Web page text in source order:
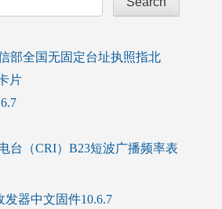
部全国无固定台址执照指北
片
台（CRI）B23短波广播频率表
发器中文固件10.6.7